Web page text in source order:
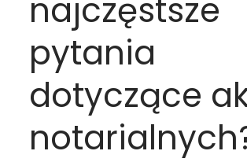
najczęstsze
pytania
dotyczące